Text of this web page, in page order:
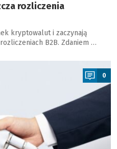
rozliczenia
kryptowalut i zaczynają
B2B. Zdaniem …
0